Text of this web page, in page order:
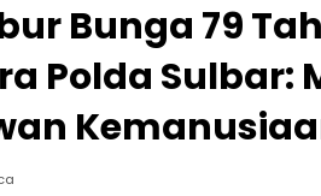
Bunga 79
Polda Sulbar: